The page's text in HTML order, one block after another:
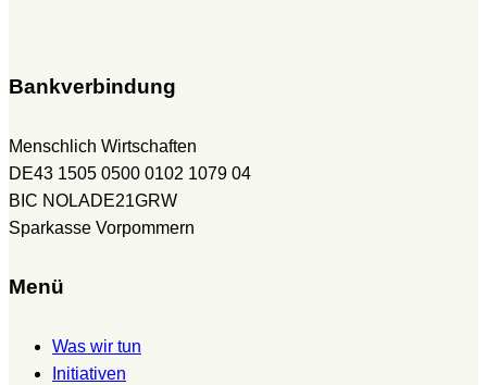
Bankverbindung
Menschlich Wirtschaften
DE43 1505 0500 0102 1079 04
BIC NOLADE21GRW
Sparkasse Vorpommern
Menü
Was wir tun
Initiativen